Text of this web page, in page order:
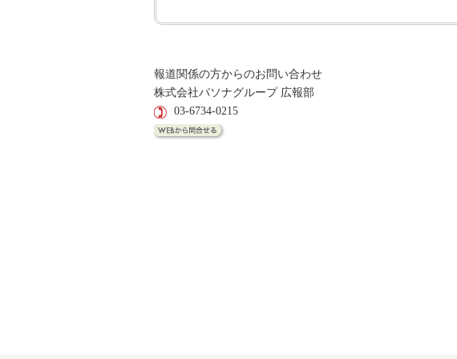
報道関係の方からのお問い合わせ
株式会社パソナグループ 広報部
03-6734-0215